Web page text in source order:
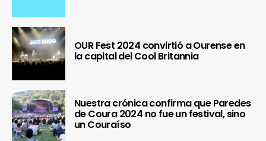
OUR Fest 2024 convirtió a Ourense en
la capital del Cool Britannia
Nuestra crónica confirma que Paredes
de Coura 2024 no fue un festival, sino
un Couraíso